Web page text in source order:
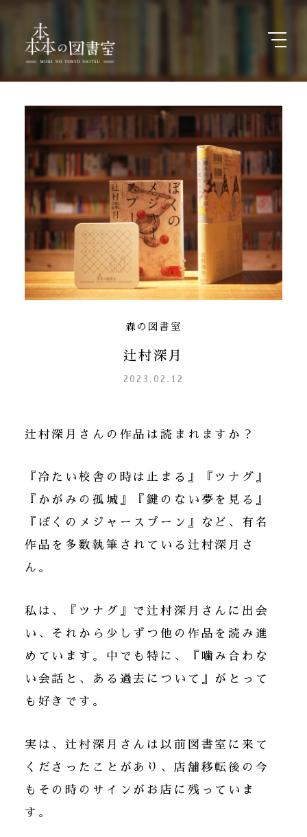
森の図書室
辻村深月
2023.02.12
辻村深月さんの作品は読まれますか？
『冷たい校舎の時は止まる』『ツナグ』
『かがみの孤城』『鍵のない夢を見る』
『ぼくのメジャースプーン』など、有名
作品を多数執筆されている辻村深月さ
ん。
私は、『ツナグ』で辻村深月さんに出会
い、それから少しずつ他の作品を読み進
めています。中でも特に、『噛み合わな
い会話と、ある過去について』がとって
も好きです。
実は、辻村深月さんは以前図書室に来て
くださったことがあり、店舗移転後の今
もその時のサインがお店に残っていま
す。